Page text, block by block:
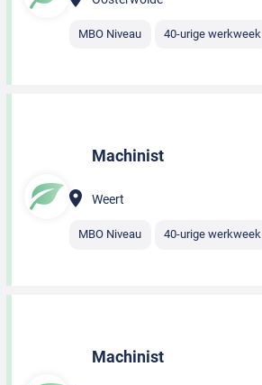
MBO Niveau 40-urige werkweek
Machinist
Weert
MBO Niveau 40-urige werkweek
Machinist